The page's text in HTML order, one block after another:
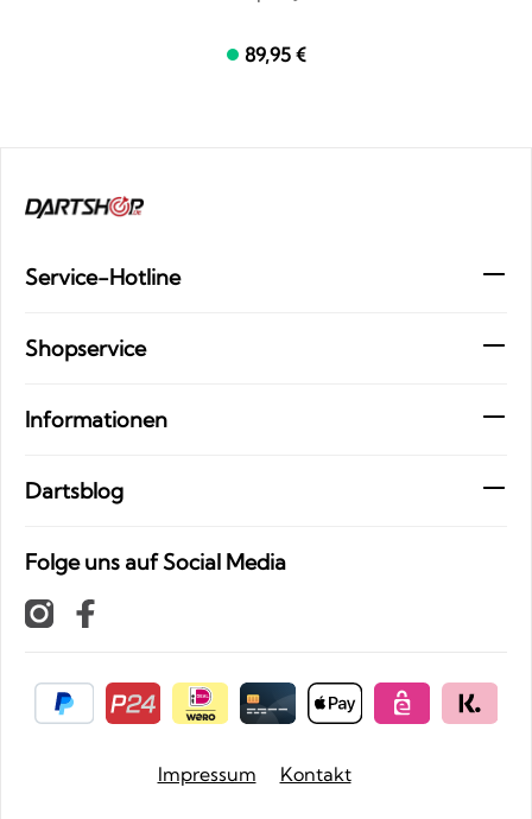
89,95 €
Service-Hotline
Shopservice
Informationen
Dartsblog
Folge uns auf Social Media
Impressum Kontakt